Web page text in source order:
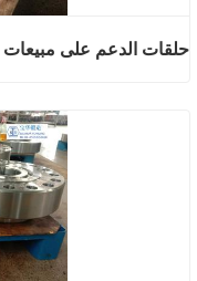
حلقات الدعم على مبيعات